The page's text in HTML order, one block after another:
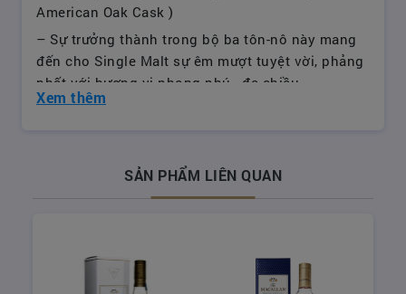
American Oak Cask )
– Sự trưởng thành trong bộ ba tôn-nô này mang
đến cho Single Malt sự êm mượt tuyệt vời, phảng
phất với hương vị phong phú , đa chiều
Mùi : Phong phú, kỳ lạ, mạnh mẽ và thơm nồng,
vani , với hương thơm của gỗ đàn hương, và
– Macallan được biết đến với sản xuất single malt
scotch tốt duy nhất . Đây là một số của whisky
Xem thêm
SẢN PHẨM LIÊN QUAN